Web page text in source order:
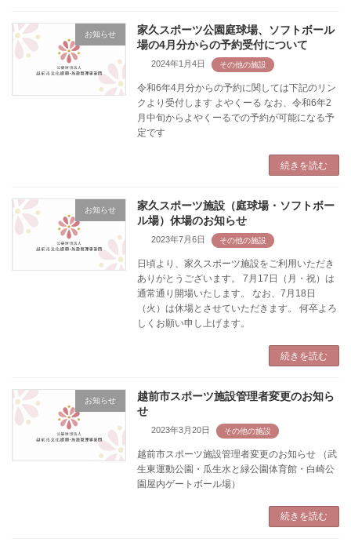
お知らせ
家久スポーツ公園庭球場、ソフトボール
場の4月分からの予約受付について
2024年1月4日
令和6年4月分からの予約に関しては下記のリン
クより受付します よやくーる なお、令和6年2
月中旬からよやくーるでの予約が可能になる予
定です
続きを読む
お知らせ
家久スポーツ施設（庭球場・ソフトボー
ル場）休場のお知らせ
2023年7月6日
日頃より、家久スポーツ施設をご利用いただき
ありがとうございます。 7月17日（月・祝）は
通常通り開場いたします。 なお、7月18日
（火）は休場とさせていただきます。 何卒よろ
しくお願い申し上げます。
続きを読む
お知らせ
越前市スポーツ施設管理者変更のお知ら
せ
2023年3月20日
越前市スポーツ施設管理者変更のお知らせ （武
生東運動公園・瓜生水と緑公園体育館・白崎公
園屋内ゲートボール場）
続きを読む